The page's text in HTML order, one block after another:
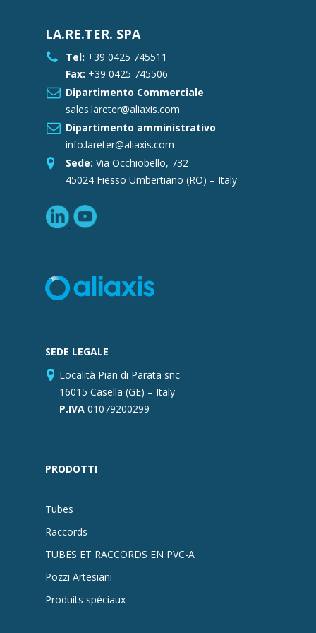
LA.RE.TER. SPA
Tel: +39 0425 745511
Fax: +39 0425 745506
Dipartimento Commerciale
sales.lareter@aliaxis.com
Dipartimento amministrativo
info.lareter@aliaxis.com
Sede: Via Occhiobello, 732
45024 Fiesso Umbertiano (RO) – Italy
SEDE LEGALE
Località Pian di Parata snc
16015 Casella (GE) – Italy
P.IVA 01079200299
PRODOTTI
Tubes
Raccords
TUBES ET RACCORDS EN PVC-A
Pozzi Artesiani
Produits spéciaux